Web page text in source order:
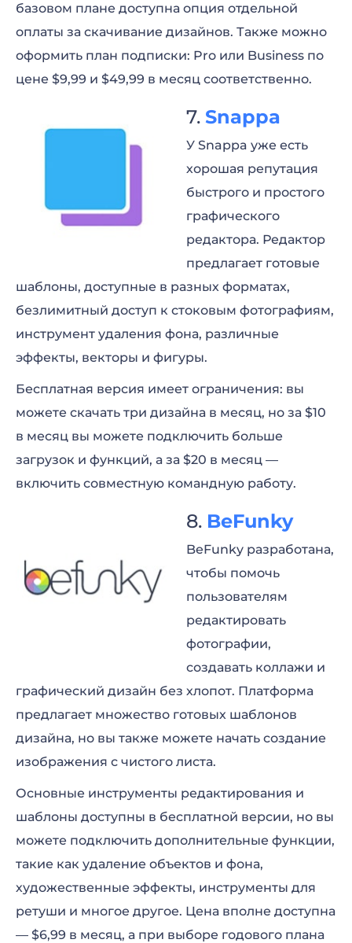
базовом плане доступна опция отдельной
оплаты за скачивание дизайнов. Также можно
оформить план подписки: Pro или Business по
цене $9,99 и $49,99 в месяц соответственно.
Snappa
У Snappa уже есть
хорошая репутация
быстрого и простого
графического
редактора. Редактор
предлагает готовые
шаблоны, доступные в разных форматах,
безлимитный доступ к стоковым фотографиям,
инструмент удаления фона, различные
эффекты, векторы и фигуры.
Бесплатная версия имеет ограничения: вы
можете скачать три дизайна в месяц, но за $10
в месяц вы можете подключить больше
загрузок и функций, а за $20 в месяц —
включить совместную командную работу.
BeFunky
BeFunky разработана,
чтобы помочь
пользователям
редактировать
фотографии,
создавать коллажи и
графический дизайн без хлопот. Платформа
предлагает множество готовых шаблонов
дизайна, но вы также можете начать создание
изображения с чистого листа.
Основные инструменты редактирования и
шаблоны доступны в бесплатной версии, но вы
можете подключить дополнительные функции,
такие как удаление объектов и фона,
художественные эффекты, инструменты для
ретуши и многое другое. Цена вполне доступна
— $6,99 в месяц, а при выборе годового плана